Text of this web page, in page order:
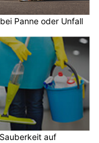
Panne oder Unfall
auf